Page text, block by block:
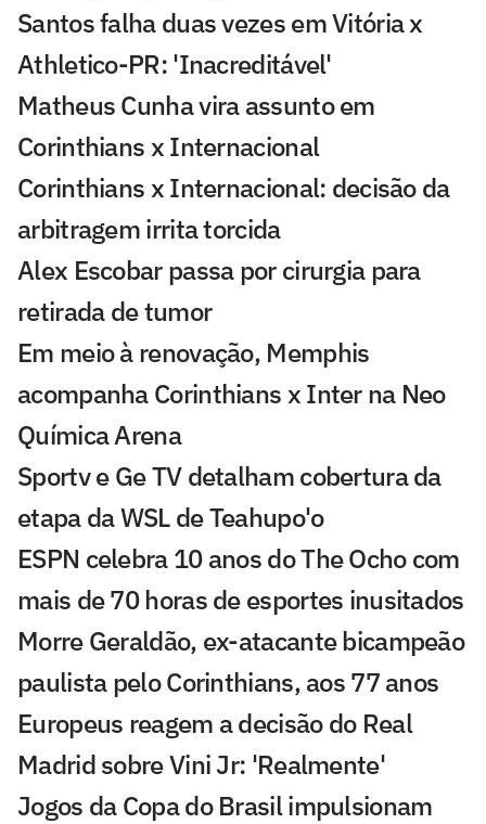
Santos falha duas vezes em Vitória x
Athletico-PR: 'Inacreditável'
Matheus Cunha vira assunto em
Corinthians x Internacional
Corinthians x Internacional: decisão da
arbitragem irrita torcida
Alex Escobar passa por cirurgia para
retirada de tumor
Em meio à renovação, Memphis
acompanha Corinthians x Inter na Neo
Química Arena
Sportv e Ge TV detalham cobertura da
etapa da WSL de Teahupo'o
ESPN celebra 10 anos do The Ocho com
mais de 70 horas de esportes inusitados
Morre Geraldão, ex-atacante bicampeão
paulista pelo Corinthians, aos 77 anos
Europeus reagem a decisão do Real
Madrid sobre Vini Jr: 'Realmente'
Jogos da Copa do Brasil impulsionam